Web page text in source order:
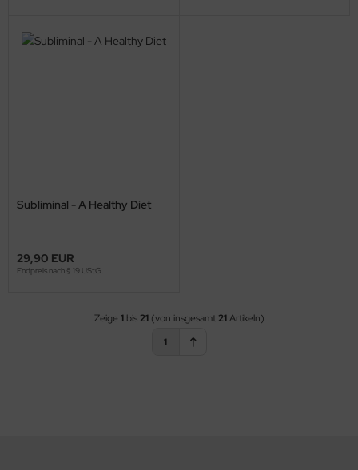
Subliminal - A Healthy Diet
29,90 EUR
Endpreis nach § 19 UStG.
Zeige 1bis21(von insgesamt21Artikeln)
1